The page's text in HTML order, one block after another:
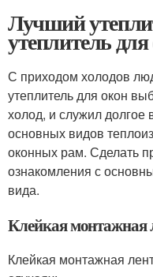
Лучший
утеплитель
С приходом холодов
утеплитель для окон
холод, и служил долгое
основных видов
оконных рам. Сделать
ознакомления с
вида.
Клейкая монтажная
Клейкая монтажная